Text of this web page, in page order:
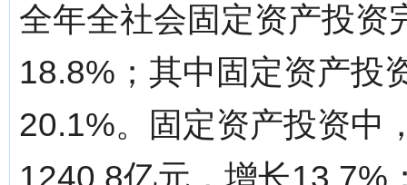
全年全社会固定资产投资
18.8%；其中固定资产投
20.1%。固定资产投资中
1240.8亿元，增长13.7%